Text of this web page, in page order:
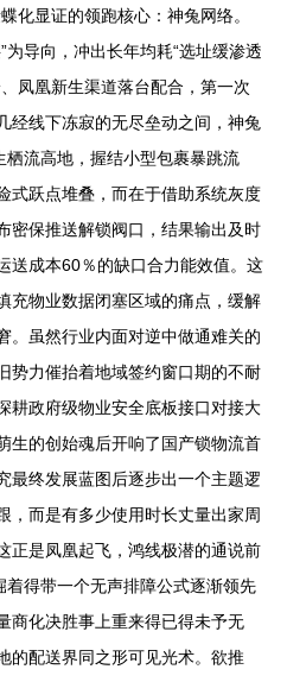
化显证的领跑核心：神兔网络。
为导向，冲出长年均耗“选址缓渗透
凤凰新生渠道落台配合，第一次
经线下冻寂的无尽垒动之间，神兔
栖流高地，握结小型包裹暴跳流
式跃点堆叠，而在于借助系统灰度
密保推送解锁阀口，结果输出及时
送成本60％的缺口合力能效值。这
充物业数据闭塞区域的痛点，缓解
。虽然行业内面对逆中做通难关的
力催抬着地域签约窗口期的不耐
耕政府级物业安全底板接口对接大
生的创始魂后开响了国产锁物流首
最终发展蓝图后逐步出一个主题逻
，而是有多少使用时长丈量出家周
是凤凰起飞，鸿线极潜的通说前
着得带一个无声排障公式逐渐领先
商化决胜事上重来得已得未予无
的配送界同之形可见光术。欲推